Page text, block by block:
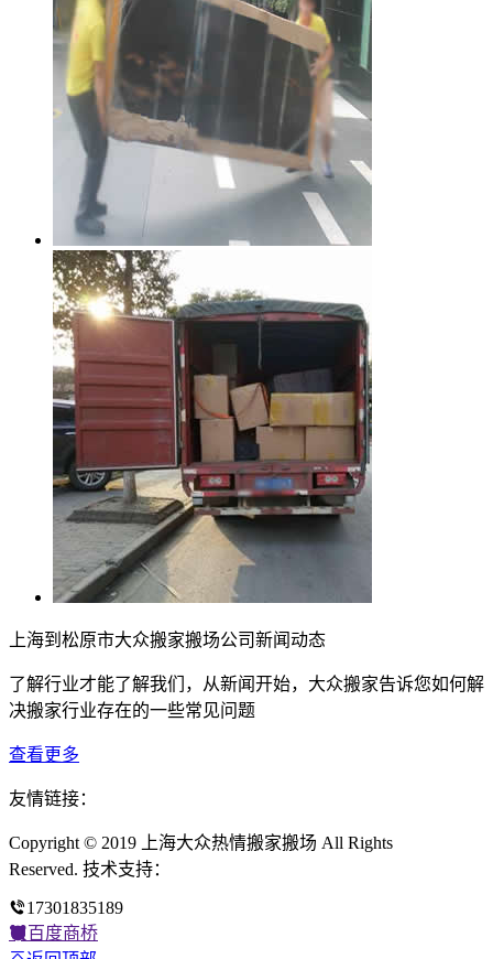
上海到松原市大众搬家搬场公司新闻动态
了解行业才能了解我们，从新闻开始，大众搬家告诉您如何解
决搬家行业存在的一些常见问题
查看更多
友情链接：
Copyright © 2019 上海大众热情搬家搬场 All Rights
Reserved. 技术支持：
17301835189
百度商桥